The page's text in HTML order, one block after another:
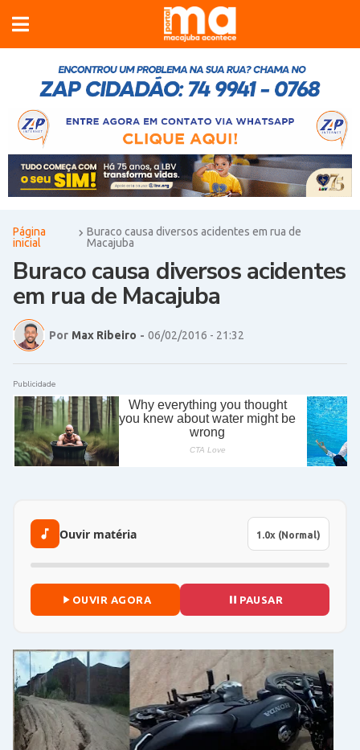
Página
inicial
Buraco causa diversos acidentes em rua de
Macajuba
Buraco causa diversos acidentes
em rua de Macajuba
Por Max Ribeiro - 06/02/2016 - 21:32
Publicidade
Ouvir matéria
OUVIR AGORA PAUSAR